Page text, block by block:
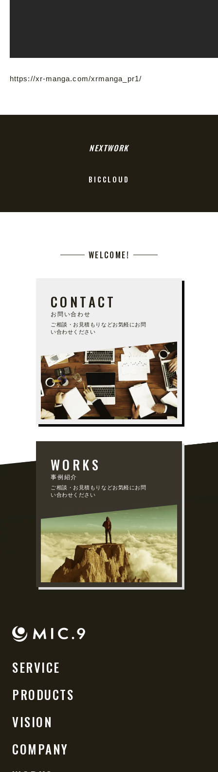
https://xr-manga.com/xrmanga_pr1/
NEXTWORK
BICCLOUD
WELCOME!
CONTACT
お問い合わせ
ご相談・お見積もりなどお気軽にお問
い合わせください
WORKS
事例紹介
ご相談・お見積もりなどお気軽にお問
い合わせください
SERVICE
PRODUCTS
VISION
COMPANY